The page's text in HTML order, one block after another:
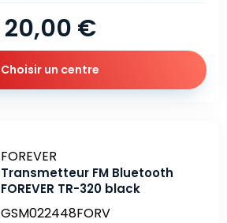
20,00 €
Choisir un centre
Marque
FOREVER
Transmetteur FM Bluetooth
FOREVER TR-320 black
GSM022448FORV